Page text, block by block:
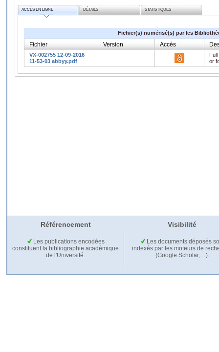
ACCÈS EN LIGNE DÉTAILS STATISTIQUES
Fichier(s) numérisé(s) par les
Fichier Version Accès
VX-002755 12-09-2016
11-53-03 abbyy.pdf
or
Référencement Visibilité
Les publications encodées
constituent la bibliographie académique
de l'Université.
Les documents déposés
indexés par les moteurs de
(Google Scholar,…).